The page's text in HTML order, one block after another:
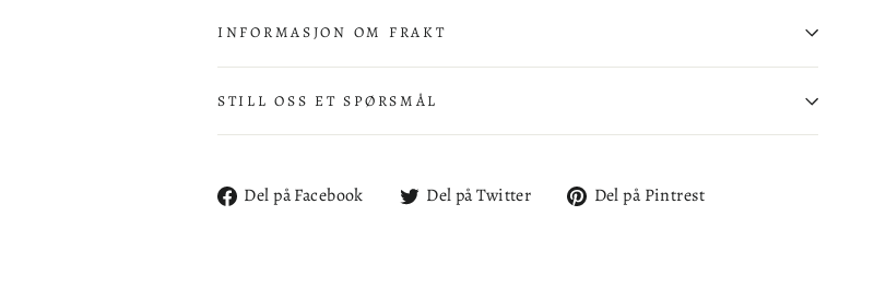
INFORMASJON OM FRAKT
STILL OSS ET SPØRSMÅL
Del på Facebook
Del
Del på Twitter
Del
Del på Pintrest